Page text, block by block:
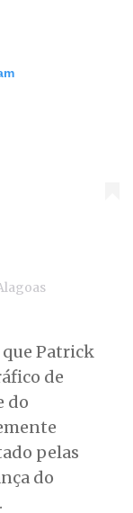
Patrick
de
do
pelas
do